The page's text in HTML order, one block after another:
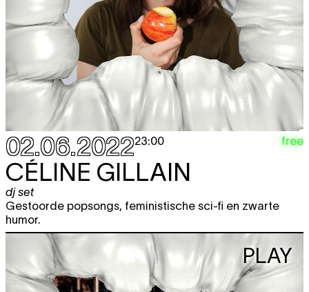
02.06.202223:00 free
CÉLINE GILLAIN
dj set
Gestoorde popsongs, feministische sci-fi en zwarte
humor.
PLAY